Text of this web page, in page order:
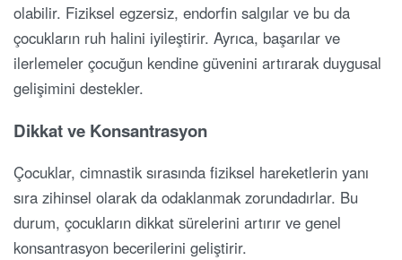
olabilir. Fiziksel egzersiz, endorfin salgılar ve bu da
çocukların ruh halini iyileştirir. Ayrıca, başarılar ve
ilerlemeler çocuğun kendine güvenini artırarak duygusal
gelişimini destekler.
Dikkat ve Konsantrasyon
Çocuklar, cimnastik sırasında fiziksel hareketlerin yanı
sıra zihinsel olarak da odaklanmak zorundadırlar. Bu
durum, çocukların dikkat sürelerini artırır ve genel
konsantrasyon becerilerini geliştirir.